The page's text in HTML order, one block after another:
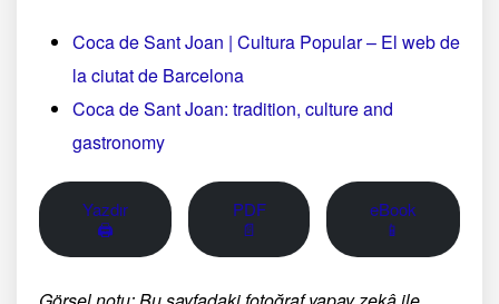
Coca de Sant Joan | Cultura Popular – El web de
la ciutat de Barcelona
Coca de Sant Joan: tradition, culture and
gastronomy
Yazdır
🖨
PDF
📄
eBook
📱